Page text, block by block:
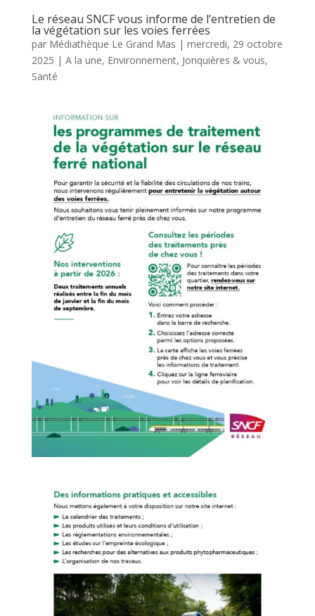
Le réseau SNCF vous informe de l’entretien de
la végétation sur les voies ferrées
par Médiathèque Le Grand Mas | mercredi, 29 octobre
2025 | A la une, Environnement, Jonquières & vous,
Santé